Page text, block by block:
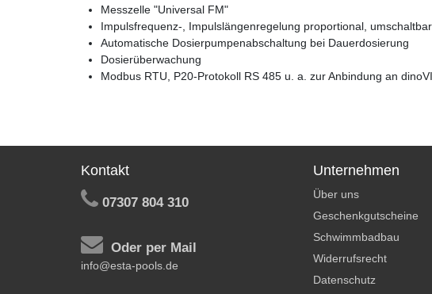
Messzelle "Universal FM"
Impulsfrequenz-, Impulslängenregelung proportional,
Automatische Dosierpumpenabschaltung bei Dauerdosierung
Dosierüberwachung
Modbus RTU, P20-Protokoll RS 485 u. a. zur Anbindung an
Kontakt
07307 804 310
Oder per Mail
info@esta-pools.de
Unternehmen
Über uns
Geschenkgutscheine
Schwimmbadbau
Widerrufsrecht
Datenschutz